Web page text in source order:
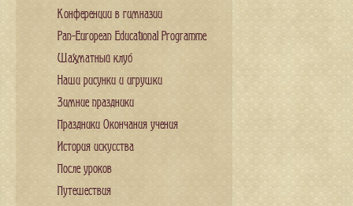
Конференции в гимназии
Pan-European Educational Programme
Шахматный клуб
Наши рисунки и игрушки
Зимние праздники
Праздники Окончания учения
История искусства
После уроков
Путешествия